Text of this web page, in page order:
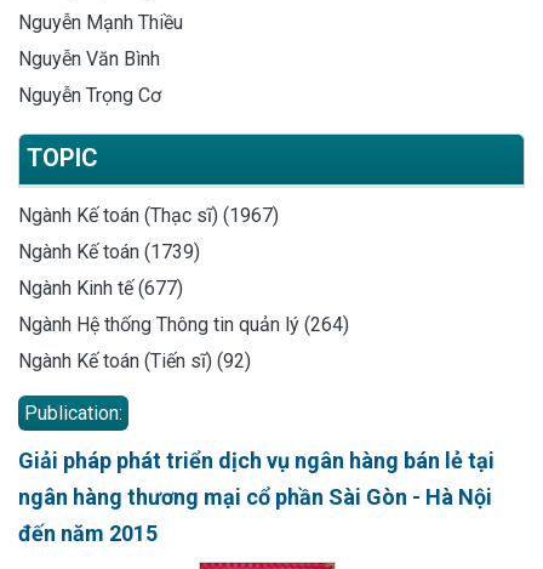
Nguyễn Mạnh Thiều
Nguyễn Văn Bình
Nguyễn Trọng Cơ
TOPIC
Ngành Kế toán (Thạc sĩ) (1967)
Ngành Kế toán (1739)
Ngành Kinh tế (677)
Ngành Hệ thống Thông tin quản lý (264)
Ngành Kế toán (Tiến sĩ) (92)
Publication:
Giải pháp phát triển dịch vụ ngân hàng bán lẻ tại
ngân hàng thương mại cổ phần Sài Gòn - Hà Nội
đến năm 2015